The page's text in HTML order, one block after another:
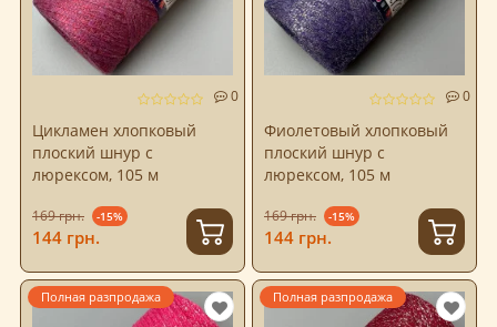
0
Цикламен хлопковый
плоский шнур с
люрексом, 105 м
169 грн. -15%
144 грн.
0
Фиолетовый хлопковый
плоский шнур с
люрексом, 105 м
169 грн. -15%
144 грн.
Полная разпродажа Полная разпродажа